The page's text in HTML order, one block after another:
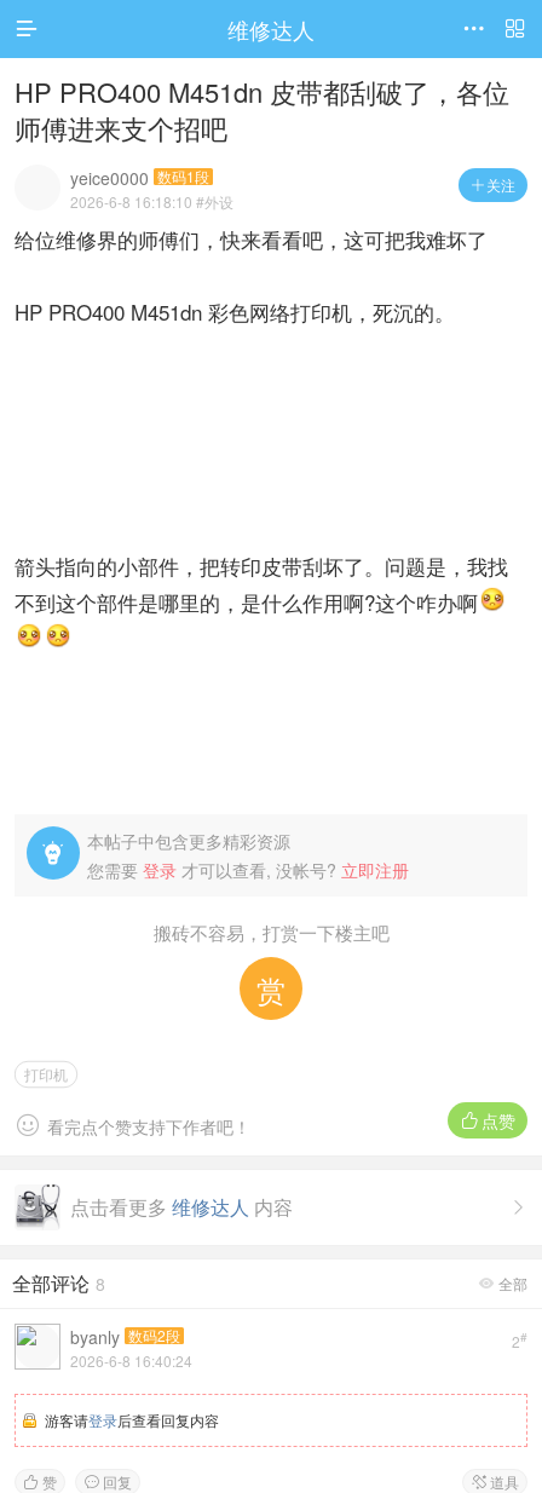
访问电脑版
 维修达人 

HP PRO400 M451dn 皮带都刮破了，各位
师傅进来支个招吧
 关注
yeice0000 数码1段
2026-6-8 16:18:10 #外设
给位维修界的师傅们，快来看看吧，这可把我难坏了
HP PRO400 M451dn 彩色网络打印机，死沉的。
箭头指向的小部件，把转印皮带刮坏了。问题是，我找
不到这个部件是哪里的，是什么作用啊?这个咋办啊

本帖子中包含更多精彩资源
您需要 登录 才可以查看, 没帐号? 立即注册
搬砖不容易，打赏一下楼主吧
赏
打印机
 点赞
 看完点个赞支持下作者吧！

点击看更多 维修达人 内容
 全部
全部评论 8
2#
byanly 数码2段
2026-6-8 16:40:24
游客请登录后查看回复内容
 赞  回复  道具